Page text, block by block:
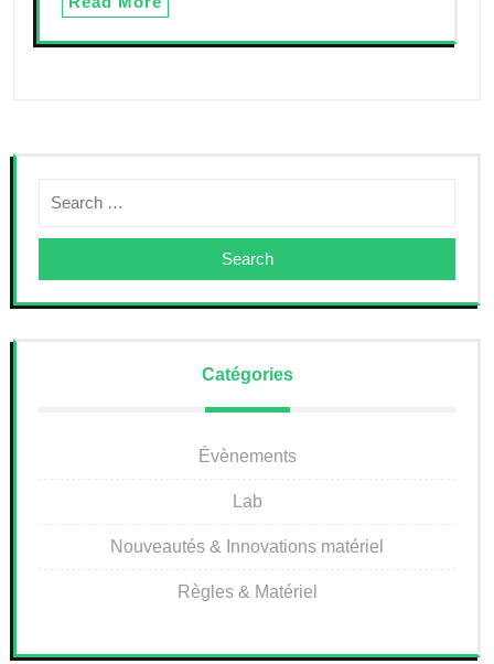
Search
Catégories
Évènements
Lab
Nouveautés & Innovations matériel
Règles & Matériel